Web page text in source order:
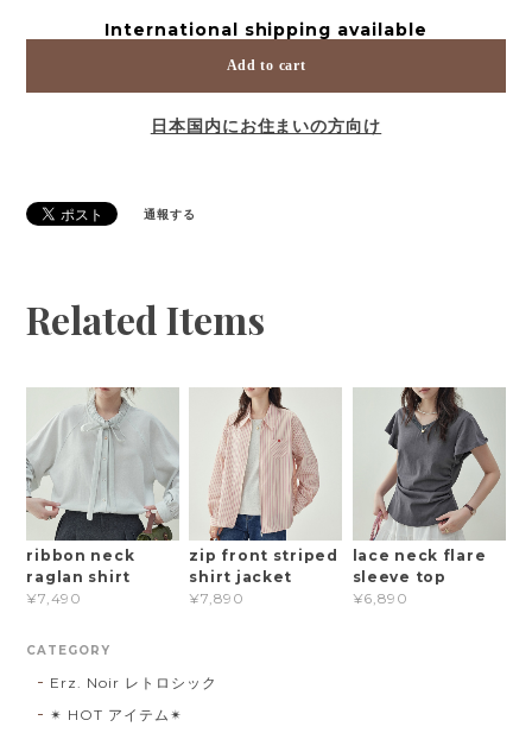
International shipping available
Add to cart
日本国内にお住まいの方向け
通報する
Related Items
ribbon neck
raglan shirt
¥7,490
zip front striped
shirt jacket
¥7,890
lace neck flare
sleeve top
¥6,890
CATEGORY
Erz. Noir レトロシック
✴︎ HOT アイテム✴︎